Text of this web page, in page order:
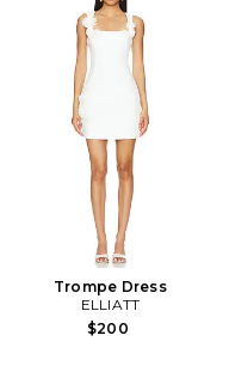
Trompe Dress
ELLIATT
$200